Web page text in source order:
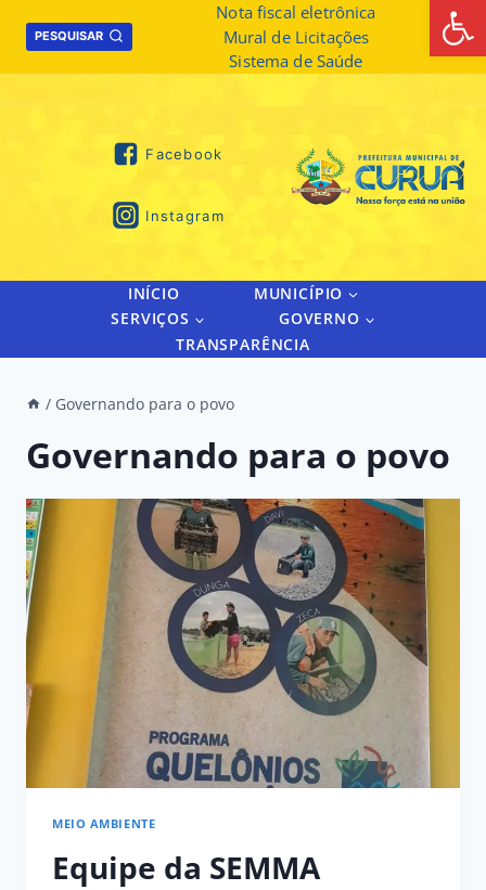
PESQUISAR
Nota fiscal eletrônica
Mural de Licitações
Sistema de Saúde
Facebook
Instagram
INÍCIO
MUNICÍPIO
SERVIÇOS
GOVERNO
TRANSPARÊNCIA
/ Governando para o povo
Governando para o povo
MEIO AMBIENTE
Equipe da SEMMA